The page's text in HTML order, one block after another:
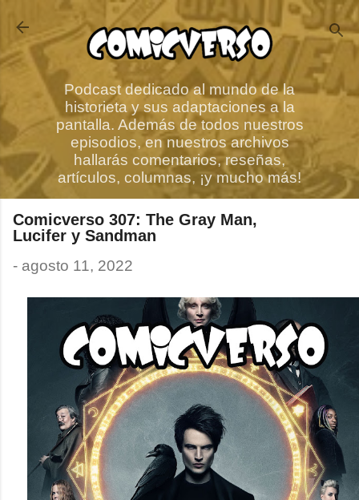
Ir al contenido principal
Podcast dedicado al mundo de la
historieta y sus adaptaciones a la
pantalla. Además de todos nuestros
episodios, en nuestros archivos
hallarás comentarios, reseñas,
artículos, columnas, ¡y mucho más!
Comicverso 307: The Gray Man,
Lucifer y Sandman
- agosto 11, 2022